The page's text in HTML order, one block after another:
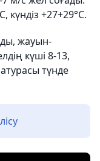
күндіз +27+29°С.
жауын-
күші 8-13,
түнде